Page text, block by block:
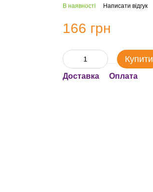
В наявності Написати відгук
166 грн
Купити
Доставка Оплата